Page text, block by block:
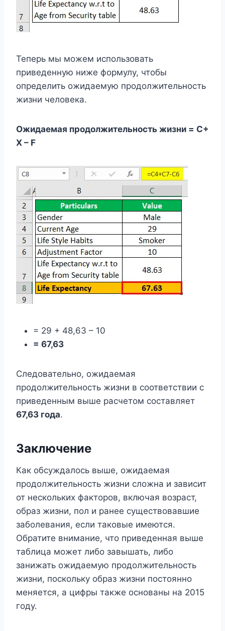
Теперь мы можем использовать
приведенную ниже формулу, чтобы
определить ожидаемую продолжительность
жизни человека.
Ожидаемая продолжительность жизни = C+
X – F
= 29 + 48,63 – 10
= 67,63
Следовательно, ожидаемая
продолжительность жизни в соответствии с
приведенным выше расчетом составляет
67,63 года.
Заключение
Как обсуждалось выше, ожидаемая
продолжительность жизни сложна и зависит
от нескольких факторов, включая возраст,
образ жизни, пол и ранее существовавшие
заболевания, если таковые имеются.
Обратите внимание, что приведенная выше
таблица может либо завышать, либо
занижать ожидаемую продолжительность
жизни, поскольку образ жизни постоянно
меняется, а цифры также основаны на 2015
году.